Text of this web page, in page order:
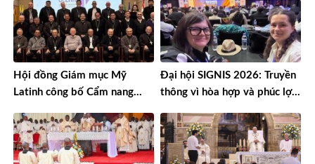
Hội đồng Giám mục Mỹ
Latinh công bố Cẩm nang
Đại hội SIGNIS 2026: Truyền
thông vì hòa hợp và phúc lợi